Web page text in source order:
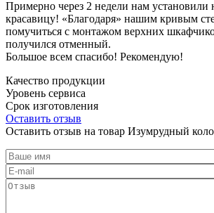
Примерно через 2 недели нам
красавицу! «Благодаря» нашим кривым
помучиться с монтажом верхних
получился отменный.
Большое всем спасибо! Рекомендую!
Качество продукции
Уровень сервиса
Срок изготовления
Оставить отзыв
Оставить отзыв на товар Изумрудный